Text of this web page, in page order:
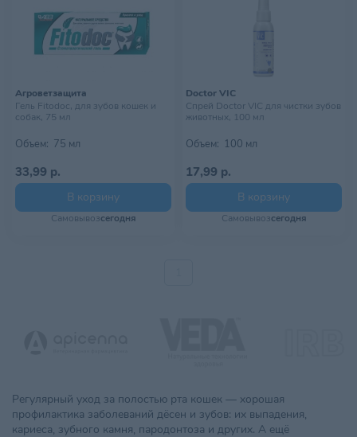
Агроветзащита
Гель Fitodoc, для зубов кошек и
собак, 75 мл
Объем: 75 мл
33,99 р.
В корзину
Самовывозсегодня
Doctor VIC
Спрей Doctor VIC для чистки зубов
животных, 100 мл
Объем: 100 мл
17,99 р.
В корзину
Самовывозсегодня
Регулярный уход за полостью рта кошек — хорошая
профилактика заболеваний дёсен и зубов: их выпадения,
кариеса, зубного камня, пародонтоза и других. А ещё